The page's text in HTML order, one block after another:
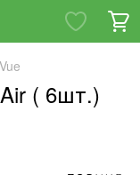
Air ( 6шт.)